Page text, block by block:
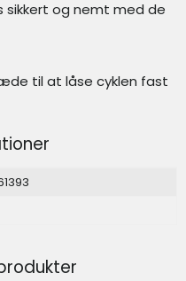
og nemt med de
til at låse cyklen fast